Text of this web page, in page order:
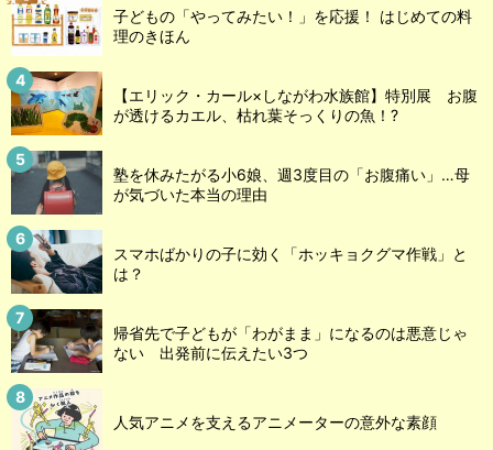
子どもの「やってみたい！」を応援！ はじめての料
理のきほん
【エリック・カール×しながわ水族館】特別展 お腹
が透けるカエル、枯れ葉そっくりの魚！?
塾を休みたがる小6娘、週3度目の「お腹痛い」…母
が気づいた本当の理由
スマホばかりの子に効く「ホッキョクグマ作戦」と
は？
帰省先で子どもが「わがまま」になるのは悪意じゃ
ない 出発前に伝えたい3つ
人気アニメを支えるアニメーターの意外な素顔